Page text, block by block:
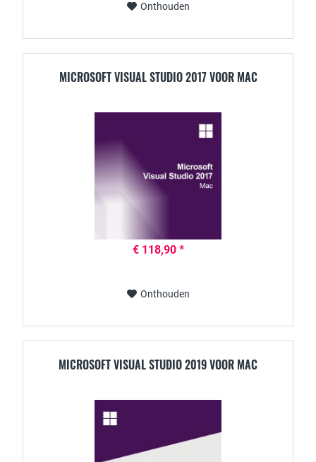
Onthouden
MICROSOFT VISUAL STUDIO 2017 VOOR MAC
€ 118,90 *
Onthouden
MICROSOFT VISUAL STUDIO 2019 VOOR MAC